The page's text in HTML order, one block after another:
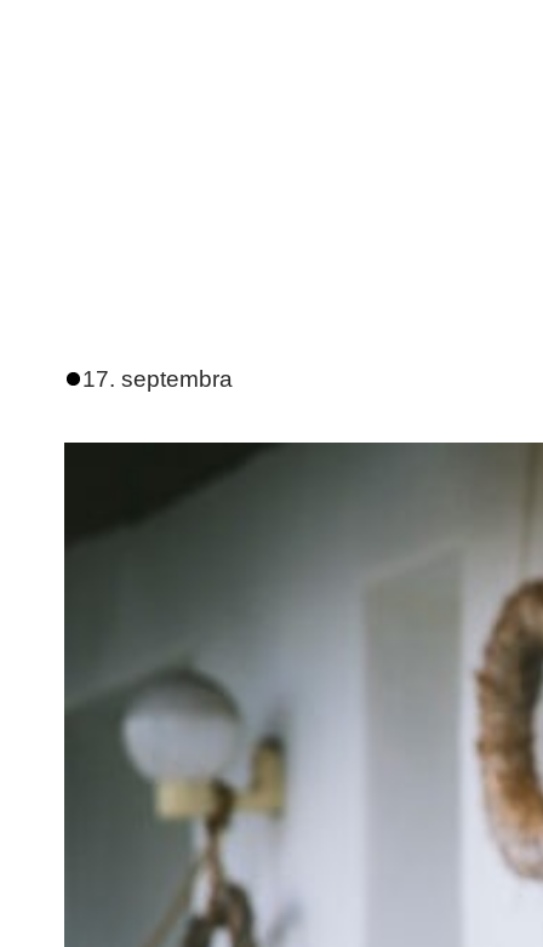
17. septembra